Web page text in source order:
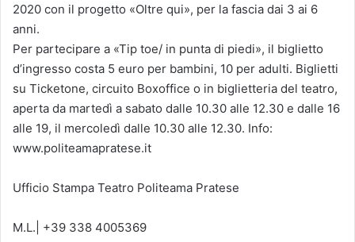
2020 con il progetto «Oltre qui», per la fascia dai 3 ai 6
anni.
Per partecipare a «Tip toe/ in punta di piedi», il biglietto
d’ingresso costa 5 euro per bambini, 10 per adulti. Biglietti
su Ticketone, circuito Boxoffice o in biglietteria del teatro,
aperta da martedì a sabato dalle 10.30 alle 12.30 e dalle 16
alle 19, il mercoledì dalle 10.30 alle 12.30. Info:
www.politeamapratese.it
​Ufficio Stampa Teatro Politeama Pratese
M.L.| +39 338 4005369